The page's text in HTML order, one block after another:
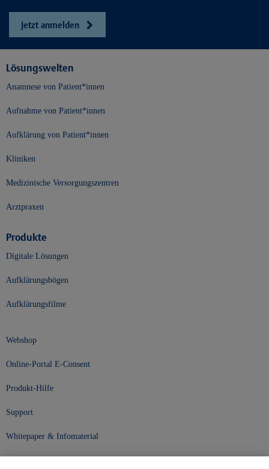
Jetzt anmelden
Lösungswelten
Anamnese von Patient*innen
Aufnahme von Patient*innen
Aufklärung von Patient*innen
Kliniken
Medizinische Versorgungszentren
Arztpraxen
Produkte
Digitale Lösungen
Aufklärungsbögen
Aufklärungsfilme
Webshop
Online-Portal E-Consent
Produkt-Hilfe
Support
Whitepaper & Infomaterial